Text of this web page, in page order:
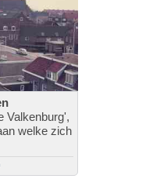
Valkenburg',
welke zich